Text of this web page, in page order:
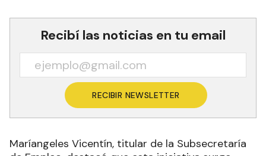
Recibí las noticias en tu email
RECIBIR NEWSLETTER
Maríangeles Vicentín, titular de la Subsecretaría